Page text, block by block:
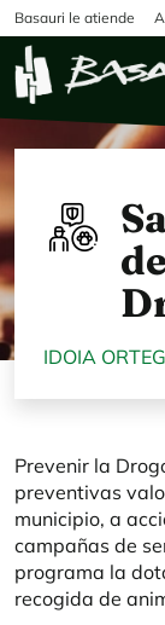
Pasar al
Basauri le atiende
IDOIA
Prevenir la
preventivas
municipio, a
campañas de
programa la
recogida de